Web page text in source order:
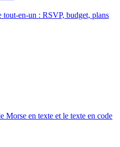
en-un : RSVP, budget, plans
Morse en texte et le texte en code